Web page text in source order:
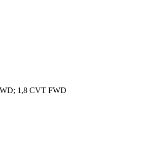
1,8 СVT FWD